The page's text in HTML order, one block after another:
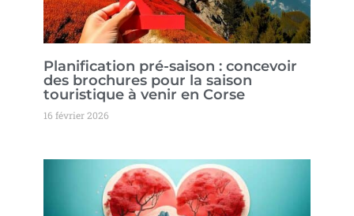
Planification pré-saison : concevoir
des brochures pour la saison
touristique à venir en Corse
16 février 2026